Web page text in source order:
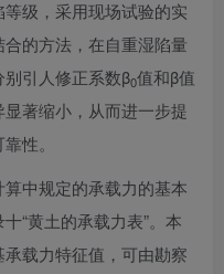
级，采用现场试验的实
的方法，在自重湿陷量
引人修正系数β0值和β值
著缩小，从而进一步提
性。
中规定的承载力的基本
“黄土的承载力表”。本
载力特征值，可由勘察